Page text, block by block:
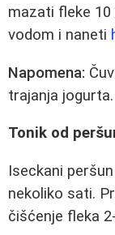
mazati fleke
vodom i naneti
Napomena:
trajanja jogurta.
Tonik od
Iseckani
nekoliko sati.
čišćenje fleka